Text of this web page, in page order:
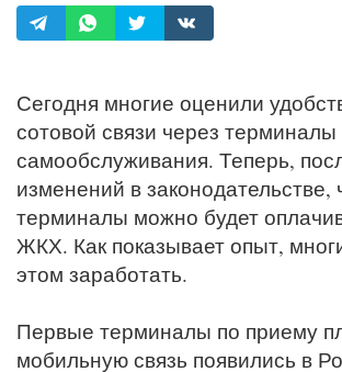
Сегодня многие оценили
сотовой связи через терминалы
самообслуживания. Теперь,
изменений в законодательстве,
терминалы можно будет
ЖКХ. Как показывает опыт,
этом заработать.
Первые терминалы по приему
мобильную связь появились в